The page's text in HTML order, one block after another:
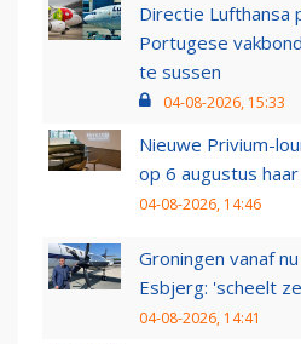
Directie
Portugese
te sussen
04-08-2026, 15:33
Nieuwe Privium-
op 6 augustus
04-08-2026, 14:46
Groningen vanaf
Esbjerg: 'scheelt
04-08-2026, 14:41